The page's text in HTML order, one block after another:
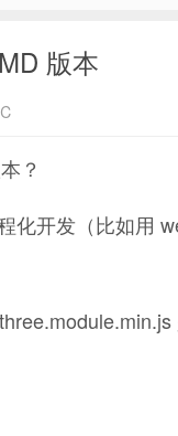
版本
？
化开发（比如用